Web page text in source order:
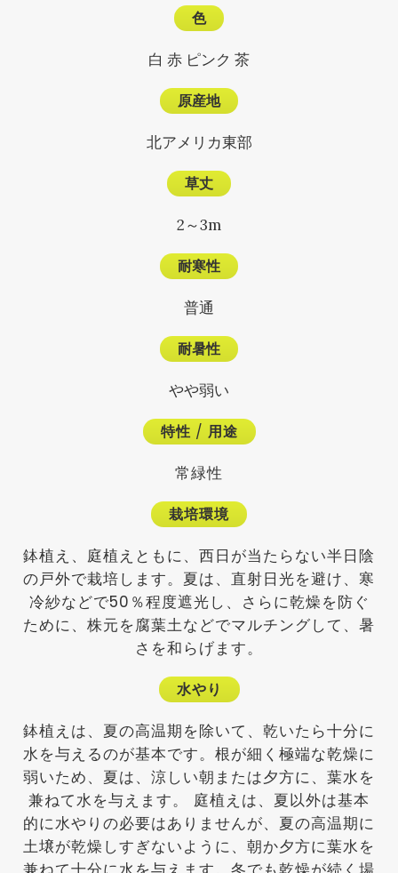
色
白 赤 ピンク 茶
原産地
北アメリカ東部
草丈
2～3m
耐寒性
普通
耐暑性
やや弱い
特性/ 用途
常緑性
栽培環境
鉢植え、庭植えともに、西日が当たらない半日陰
の戸外で栽培します。夏は、直射日光を避け、寒
冷紗などで50％程度遮光し、さらに乾燥を防ぐ
ために、株元を腐葉土などでマルチングして、暑
さを和らげます。
水やり
鉢植えは、夏の高温期を除いて、乾いたら十分に
水を与えるのが基本です。根が細く極端な乾燥に
弱いため、夏は、涼しい朝または夕方に、葉水を
兼ねて水を与えます。 庭植えは、夏以外は基本
的に水やりの必要はありませんが、夏の高温期に
土壌が乾燥しすぎないように、朝か夕方に葉水を